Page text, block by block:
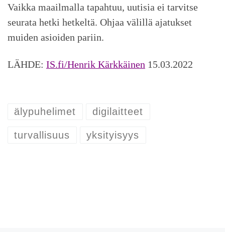
Vaikka maailmalla tapahtuu, uutisia ei tarvitse
seurata hetki hetkeltä. Ohjaa välillä ajatukset
muiden asioiden pariin.
LÄHDE: IS.fi/Henrik Kärkkäinen 15.03.2022
älypuhelimet digilaitteet
turvallisuus yksityisyys